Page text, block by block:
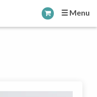
☰ Menu